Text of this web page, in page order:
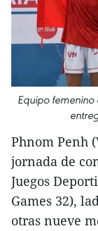
Equipo
Phnom Penh
jornada de
Juegos
Games 32),
otras nueve